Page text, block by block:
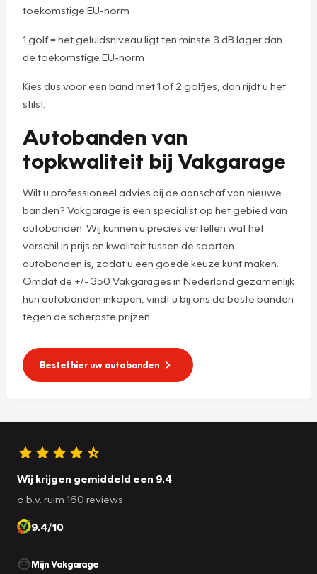
toekomstige EU-norm
1 golf = het geluidsniveau ligt ten minste 3 dB lager dan
de toekomstige EU-norm
Kies dus voor een band met 1 of 2 golfjes, dan rijdt u het
stilst.
Autobanden van
topkwaliteit bij Vakgarage
Wilt u professioneel advies bij de aanschaf van nieuwe
banden? Vakgarage is een specialist op het gebied van
autobanden. Wij kunnen u precies vertellen wat het
verschil in prijs en kwaliteit tussen de soorten
autobanden is, zodat u een goede keuze kunt maken.
Omdat de +/- 350 Vakgarages in Nederland gezamenlijk
hun autobanden inkopen, vindt u bij ons de beste banden
tegen de scherpste prijzen.
Bestel hier uw autobanden
Wij krijgen gemiddeld een 9.4
o.b.v. ruim 160 reviews
9.4/10
Mijn Vakgarage